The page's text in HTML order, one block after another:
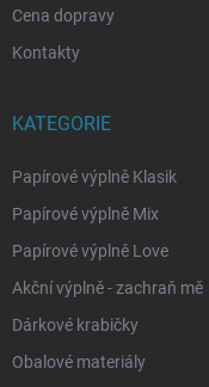
Cena dopravy
Kontakty
KATEGORIE
Papírové výplně Klasik
Papírové výplně Mix
Papírové výplně Love
Akční výplně - zachraň mě
Dárkové krabičky
Obalové materiály